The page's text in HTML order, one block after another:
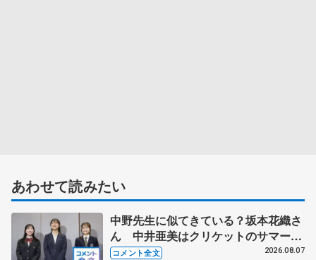
あわせて読みたい
中野先生に似てきている？坂本花織さ
ん 中井亜美はクリケットのサマーキ
ャンプに 島田麻央はたくさん試合に
コメント全文 2026.08.07